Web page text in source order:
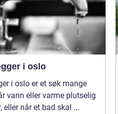
i oslo
i oslo er et søk mange
vann eller varme plutselig
eller når et bad skal ...